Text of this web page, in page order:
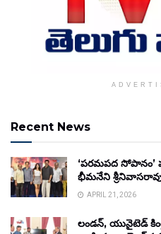
Recent News
‘పరమపద సోపానం’
భీమనేని
APRIL 21, 2026
లండన్, యునైటెడ్